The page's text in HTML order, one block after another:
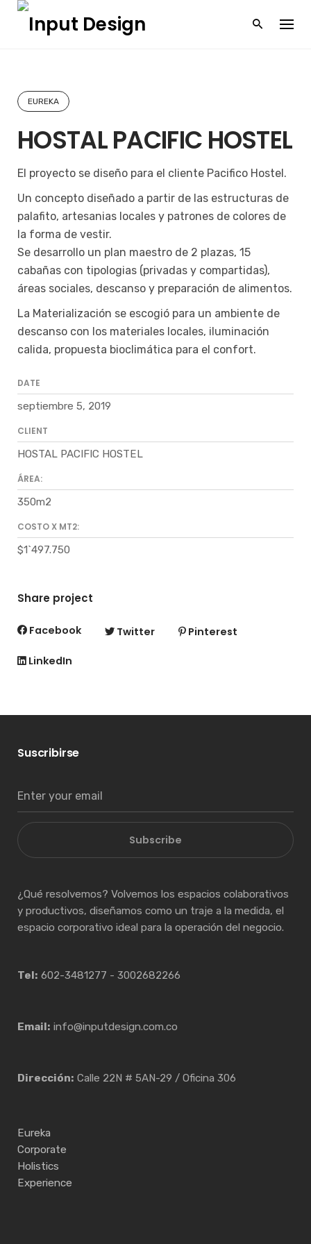
Skip
Home HOSTAL PACIFIC HOSTEL
EUREKA
HOSTAL PACIFIC HOSTEL
El proyecto se diseño para el cliente Pacifico Hostel.
Un concepto diseñado a partir de las estructuras de
palafito, artesanias locales y patrones de colores de
la forma de vestir.
Se desarrollo un plan maestro de 2 plazas, 15
cabañas con tipologias (privadas y compartidas),
áreas sociales, descanso y preparación de alimentos.
La Materialización se escogió para un ambiente de
descanso con los materiales locales, iluminación
calida, propuesta bioclimática para el confort.
DATE
septiembre 5, 2019
CLIENT
HOSTAL PACIFIC HOSTEL
ÁREA:
350m2
COSTO X MT2:
$1`497.750
Share project
Facebook Twitter Pinterest
LinkedIn
Suscribirse
Subscribe
¿Qué resolvemos? Volvemos los espacios colaborativos
y productivos, diseñamos como un traje a la medida, el
espacio corporativo ideal para la operación del negocio.
Tel: 602-3481277 - 3002682266
Email: info@inputdesign.com.co
Dirección: Calle 22N # 5AN-29 / Oficina 306
Eureka
Corporate
Holistics
Experience